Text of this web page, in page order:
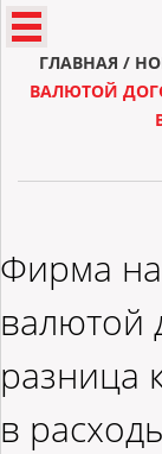
ГЛАВНАЯ /
ВАЛЮТОЙ
Фирма
валютой
разница
в